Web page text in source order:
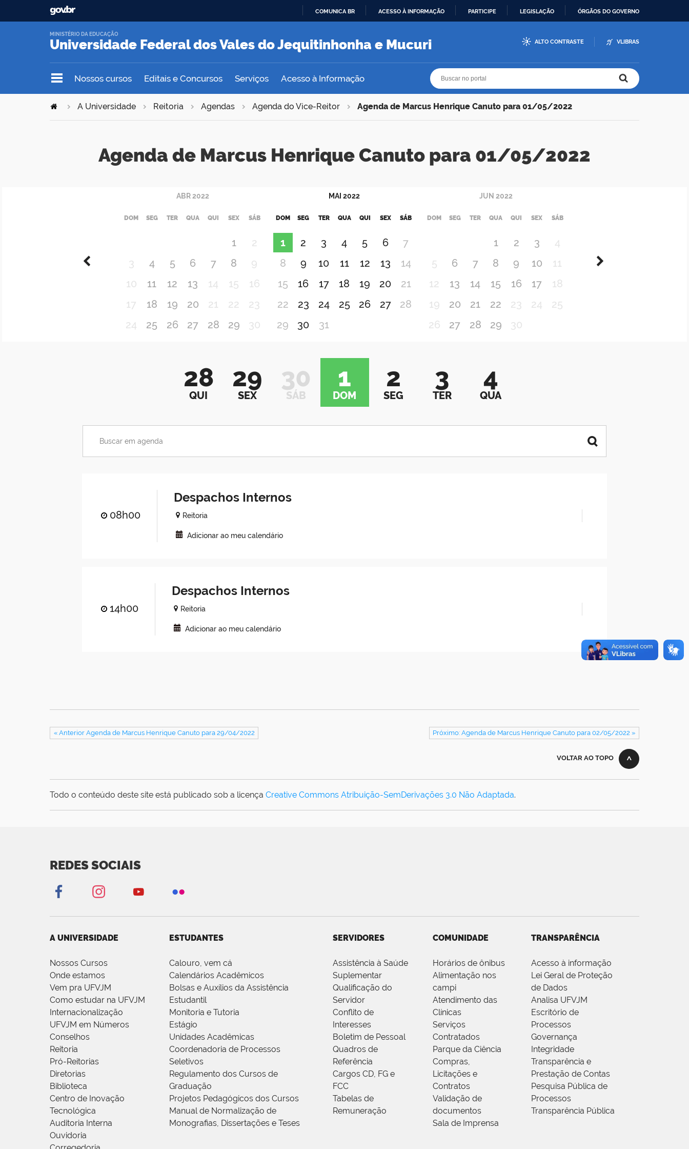
O
COMUNICA BR ACESSO À INFORMAÇÃO PARTICIPE LEGISLAÇÃO ÓRGÃOS DO GOVERNO
Universidade Federal dos Vales do Jequitinhonha e Mucuri
MINISTÉRIO DA EDUCAÇÃO
ALTO CONTRASTE VLIBRAS
Nossos cursos Editais e Concursos Serviços Acesso à Informação
A Universidade Reitoria Agendas Agenda do Vice-Reitor Agenda de Marcus Henrique Canuto para 01/05/2022
Agenda de Marcus Henrique Canuto para 01/05/2022
ABR2022
DOM SEG TER QUA QUI SEX SÁB
1
2
3
4 5 6 7 8
9
10
11 12 13 14 15
16
17
18 19 20 21 22
23
24
25 26 27 28 29 30
MAI 2022
DOM SEG TER QUA QUI SEX SÁB
1 2 3 4 5 6
7
8
9 10 11 12 13
14
15
16 17 18 19 20
21
22
23 24 25 26 27
28
29
30 31
JUN 2022
DOM SEG TER QUA QUI SEX SÁB
1 2 3
4
5
6 7 8 9 10
11
12
13 14 15 16 17
18
19
20 21 22 23 24
25
26
27 28 29 30
28
QUI
29
SEX
30
SÁB
1
DOM
2
SEG
3
TER
4
QUA
08h00
Despachos Internos
Reitoria
Adicionar ao meu calendário
14h00
Despachos Internos
Reitoria
Adicionar ao meu calendário
« Anterior Agenda de Marcus Henrique Canuto para 29/04/2022 Próximo: Agenda de Marcus Henrique Canuto para 02/05/2022 »
VOLTAR AO TOPO
Todo o conteúdo deste site está publicado sob a licença Creative Commons Atribuição-SemDerivações 3.0 Não Adaptada.
REDES SOCIAIS
A UNIVERSIDADE
Nossos Cursos
Onde estamos
Vem pra UFVJM
Como estudar na UFVJM
Internacionalização
UFVJM em Números
Conselhos
Reitoria
Pró-Reitorias
Diretorias
Biblioteca
Centro de Inovação
Tecnológica
Auditoria Interna
Ouvidoria
ESTUDANTES
Calouro, vem cá
Calendários Acadêmicos
Bolsas e Auxílios da Assistência
Estudantil
Monitoria e Tutoria
Estágio
Unidades Acadêmicas
Coordenadoria de Processos
Seletivos
Regulamento dos Cursos de
Graduação
Projetos Pedagógicos dos Cursos
Manual de Normalização de
Monografias, Dissertações e Teses
SERVIDORES
Assistência à Saúde
Suplementar
Qualificação do
Servidor
Conflito de
Interesses
Boletim de Pessoal
Quadros de
Referência
Cargos CD, FG e
FCC
Tabelas de
Remuneração
COMUNIDADE
Horários de ônibus
Alimentação nos
campi
Atendimento das
Clínicas
Serviços
Contratados
Parque da Ciência
Compras,
Licitações e
Contratos
Validação de
documentos
Sala de Imprensa
TRANSPARÊNCIA
Acesso à informação
Lei Geral de Proteção
de Dados
Analisa UFVJM
Escritório de
Processos
Governança
Integridade
Transparência e
Prestação de Contas
Pesquisa Pública de
Processos
Transparência Pública